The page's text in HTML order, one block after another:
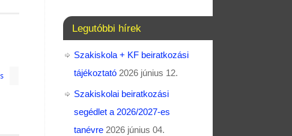
Legutóbbi hírek
Szakiskola + KF beiratkozási
tájékoztató 2026 június 12.
Szakiskolai beiratkozási
segédlet a 2026/2027-es
tanévre 2026 június 04.